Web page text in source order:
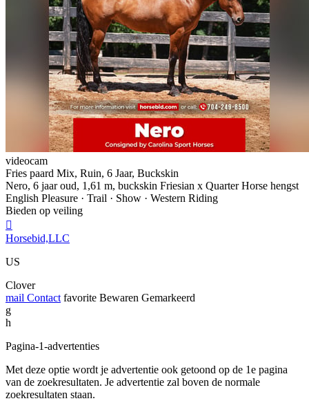
videocam
Fries paard Mix, Ruin, 6 Jaar, Buckskin
Nero, 6 jaar oud, 1,61 m, buckskin Friesian x Quarter Horse hengst
English Pleasure · Trail · Show · Western Riding
Bieden op veiling

Horsebid,LLC
US
Clover
mail Contact favorite Bewaren Gemarkeerd
g
h
Pagina-1-advertenties
Met deze optie wordt je advertentie ook getoond op de 1e pagina
van de zoekresultaten. Je advertentie zal boven de normale
zoekresultaten staan.